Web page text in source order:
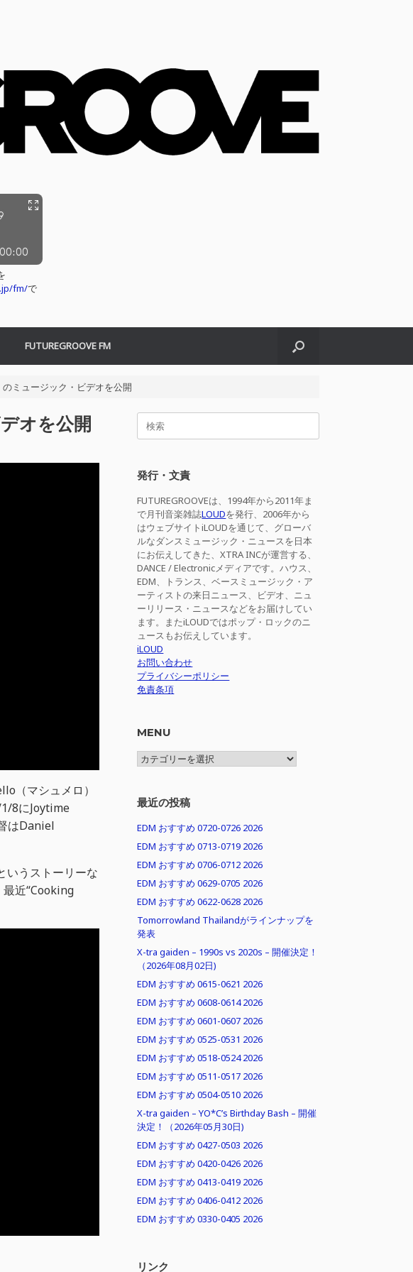
fm/で
FUTUREGROOVE FM
ミュージック・ビデオを公開
オを公開
（マシュメロ）
8にJoytime
はDaniel
いうストーリーな
近“Cooking
検
発行・文責
FUTUREGROOVEは、1994年から2011年ま
で月刊音楽雑誌LOUDを発行、2006年から
はウェブサイトiLOUDを通じて、グローバ
ルなダンスミュージック・ニュースを日本
にお伝えしてきた、XTRA INCが運営する、
DANCE / Electronicメディアです。ハウス、
EDM、トランス、ベースミュージック・ア
ーティストの来日ニュース、ビデオ、ニュ
ーリリース・ニュースなどをお届けしてい
ます。またiLOUDではポップ・ロックのニ
ュースもお伝えしています。
iLOUD
お問い合わせ
プライバシーポリシー
免責条項
MENU
MENU
最近の投稿
EDM おすすめ 0720-0726 2026
EDM おすすめ 0713-0719 2026
EDM おすすめ 0706-0712 2026
EDM おすすめ 0629-0705 2026
EDM おすすめ 0622-0628 2026
Tomorrowland Thailandがラインナップを
発表
X-tra gaiden – 1990s vs 2020s – 開催決定！
（2026年08月02日)
EDM おすすめ 0615-0621 2026
EDM おすすめ 0608-0614 2026
EDM おすすめ 0601-0607 2026
EDM おすすめ 0525-0531 2026
EDM おすすめ 0518-0524 2026
EDM おすすめ 0511-0517 2026
EDM おすすめ 0504-0510 2026
X-tra gaiden – YO*C’s Birthday Bash – 開催
決定！（2026年05月30日)
EDM おすすめ 0427-0503 2026
EDM おすすめ 0420-0426 2026
EDM おすすめ 0413-0419 2026
EDM おすすめ 0406-0412 2026
EDM おすすめ 0330-0405 2026
リンク